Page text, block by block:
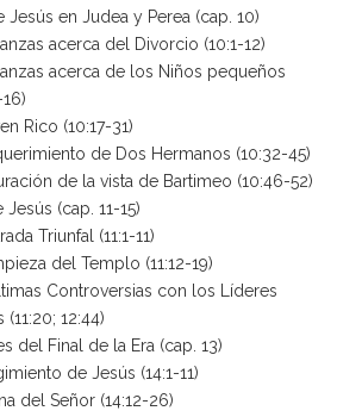
Jesús en Judea y Perea (cap. 10)
acerca del Divorcio (10:1-12)
acerca de los Niños pequeños
Rico (10:17-31)
de Dos Hermanos (10:32-45)
de la vista de Bartimeo (10:46-52)
Jesús (cap. 11-15)
Triunfal (11:1-11)
del Templo (11:12-19)
Controversias con los Líderes
(11:20; 12:44)
del Final de la Era (cap. 13)
de Jesús (14:1-11)
del Señor (14:12-26)